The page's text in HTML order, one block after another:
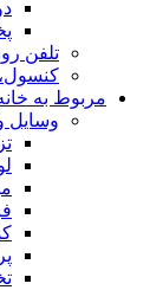
تلفن
کنسول،
مربوط به
وسایل